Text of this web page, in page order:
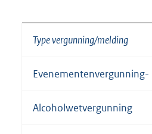
Type vergunning/melding
Alcoholwetvergunning